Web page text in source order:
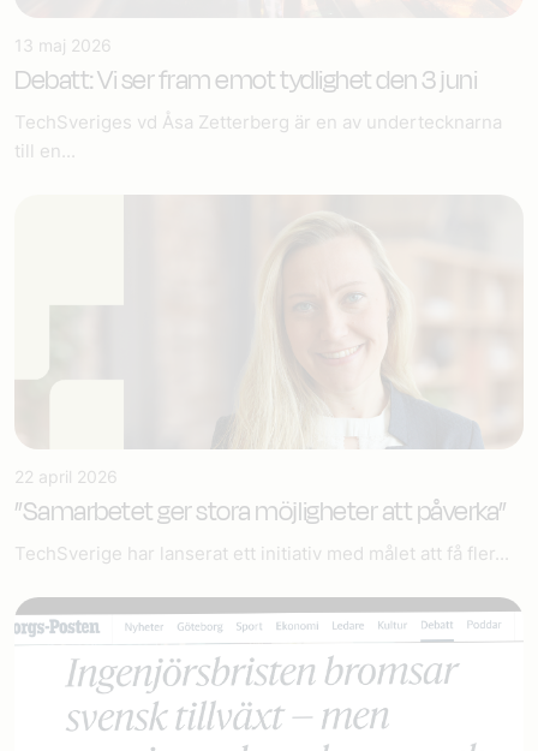
13 maj 2026
Debatt: Vi ser fram emot tydlighet den 3 juni
TechSveriges vd Åsa Zetterberg är en av undertecknarna
till en...
22 april 2026
”Samarbetet ger stora möjligheter att påverka”
TechSverige har lanserat ett initiativ med målet att få fler...